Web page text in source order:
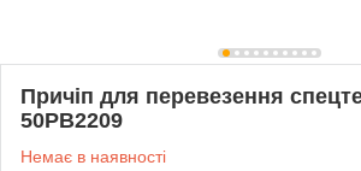
Причіп для перевезення
50PB2209
Немає в наявності